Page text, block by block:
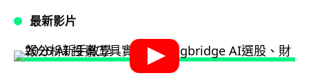
最新影片